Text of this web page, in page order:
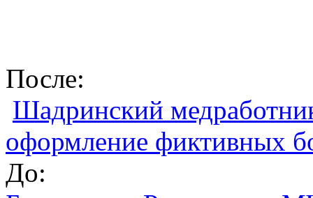
После:
Шадринский
оформление фиктивных
До: